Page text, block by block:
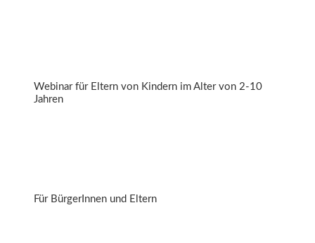
Webinar für Eltern von Kindern im Alter von 2-10
Jahren
Für BürgerInnen und Eltern